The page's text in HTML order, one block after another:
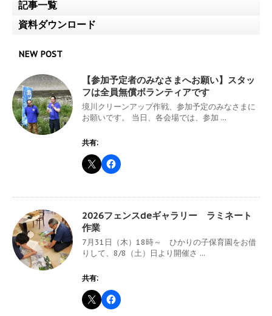
記事一覧
資料ダウンロード
NEW POST
【参加予定者のみなさまへお願い】スタッ
フは全員無償ボランティアです
境川クリーンアップ作戦、参加予定のみなさまに
お願いです。 当日、各会場では、参加 ...
共有:
2026フェンスdeギャラリー ラミネート
作業
7月31日（木）18時～ ひかりの子保育園をお借
りして、8/8（土）日より開催さ ...
共有: